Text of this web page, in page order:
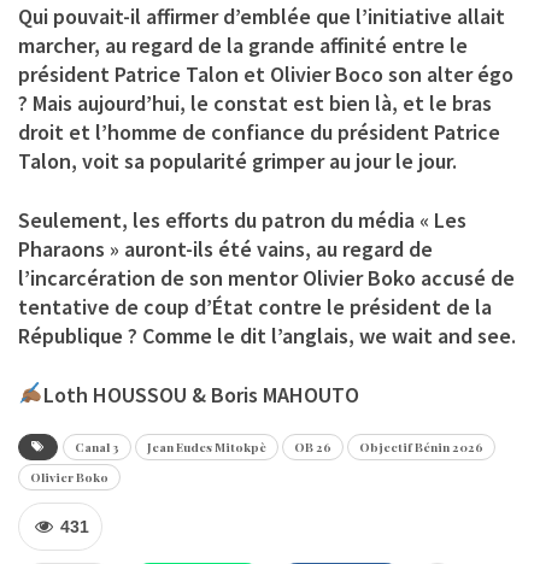
Qui pouvait-il affirmer d’emblée que l’initiative allait
marcher, au regard de la grande affinité entre le
président Patrice Talon et Olivier Boco son alter égo
? Mais aujourd’hui, le constat est bien là, et le bras
droit et l’homme de confiance du président Patrice
Talon, voit sa popularité grimper au jour le jour.
Seulement, les efforts du patron du média « Les
Pharaons » auront-ils été vains, au regard de
l’incarcération de son mentor Olivier Boko accusé de
tentative de coup d’État contre le président de la
République ? Comme le dit l’anglais, we wait and see.
Loth HOUSSOU & Boris MAHOUTO
Canal 3 Jean Eudes Mitokpè OB 26
Objectif Bénin 2026
Olivier Boko
431